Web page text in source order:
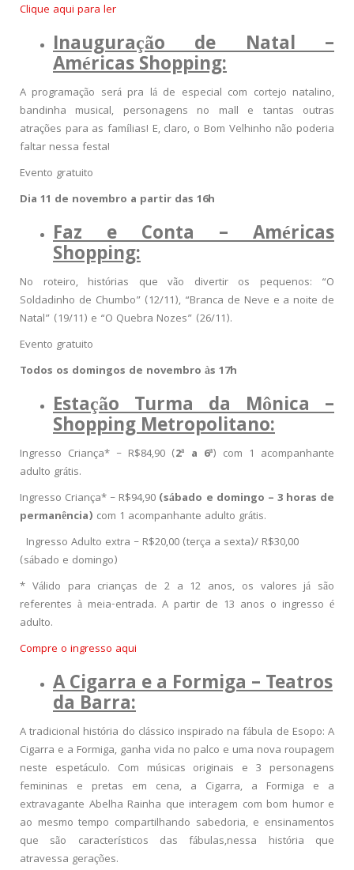
Clique aqui para ler
Inauguração de Natal –
Américas Shopping:
A programação será pra lá de especial com cortejo natalino,
bandinha musical, personagens no mall e tantas outras
atrações para as famílias! E, claro, o Bom Velhinho não poderia
faltar nessa festa!
Evento gratuito
Dia 11 de novembro a partir das 16h
Faz e Conta– Américas
Shopping:
No roteiro, histórias que vão divertir os pequenos: “O
Soldadinho de Chumbo” (12/11), “Branca de Neve e a noite de
Natal” (19/11) e “O Quebra Nozes” (26/11).
Evento gratuito
Todos os domingos de novembro às 17h
Estação Turma da Mônica –
Shopping Metropolitano:
Ingresso Criança* – R$84,90 (2ª a 6ª) com 1 acompanhante
adulto grátis.
Ingresso Criança* – R$94,90 (sábado e domingo – 3 horas de
permanência) com 1 acompanhante adulto grátis.
Ingresso Adulto extra – R$20,00 (terça a sexta)/ R$30,00
(sábado e domingo)
* Válido para crianças de 2 a 12 anos, os valores já são
referentes à meia-entrada. A partir de 13 anos o ingresso é
adulto.
Compre o ingresso aqui
A Cigarra e a Formiga – Teatros
da Barra:
A tradicional história do clássico inspirado na fábula de Esopo: A
Cigarra e a Formiga, ganha vida no palco e uma nova roupagem
neste espetáculo. Com músicas originais e 3 personagens
femininas e pretas em cena, a Cigarra, a Formiga e a
extravagante Abelha Rainha que interagem com bom humor e
ao mesmo tempo compartilhando sabedoria, e ensinamentos
que são característicos das fábulas,nessa história que
atravessa gerações.